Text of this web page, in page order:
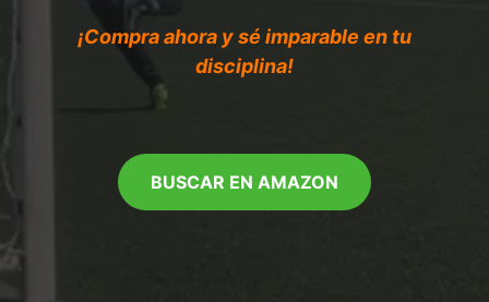
¡Compra ahora y sé imparable en tu
disciplina!
BUSCAR EN AMAZON